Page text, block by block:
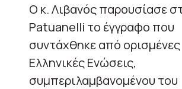
Ο κ. Λιβανός παρουσίασε
Patuanelli το έγγραφο που
συντάχθηκε από ορισμένες
Ελληνικές Ενώσεις,
συμπεριλαμβανομένου του